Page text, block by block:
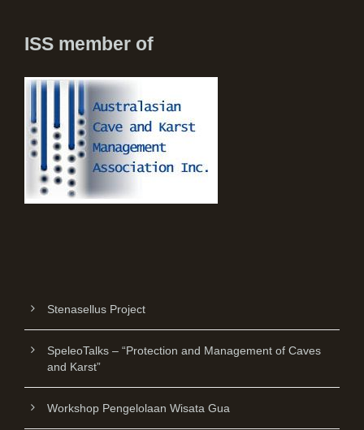
ISS member of
Stenasellus Project
SpeleoTalks – “Protection and Management of Caves
and Karst”
Workshop Pengelolaan Wisata Gua